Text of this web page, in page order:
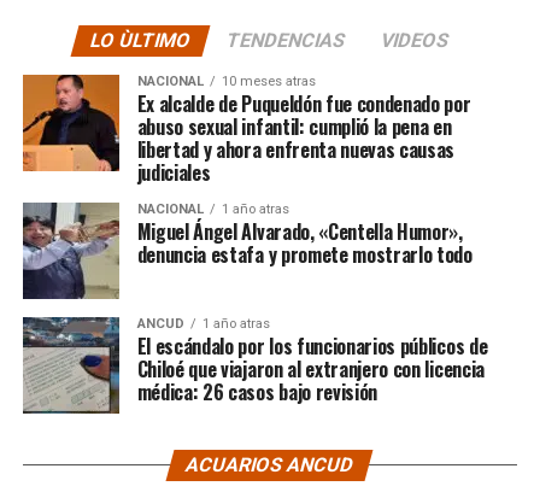
LO ÙLTIMO TENDENCIAS VIDEOS
NACIONAL 10 meses atras
Ex alcalde de Puqueldón fue condenado por
abuso sexual infantil: cumplió la pena en
libertad y ahora enfrenta nuevas causas
judiciales
NACIONAL 1 año atras
Miguel Ángel Alvarado, «Centella Humor»,
denuncia estafa y promete mostrarlo todo
ANCUD 1 año atras
El escándalo por los funcionarios públicos de
Chiloé que viajaron al extranjero con licencia
médica: 26 casos bajo revisión
ACUARIOS ANCUD